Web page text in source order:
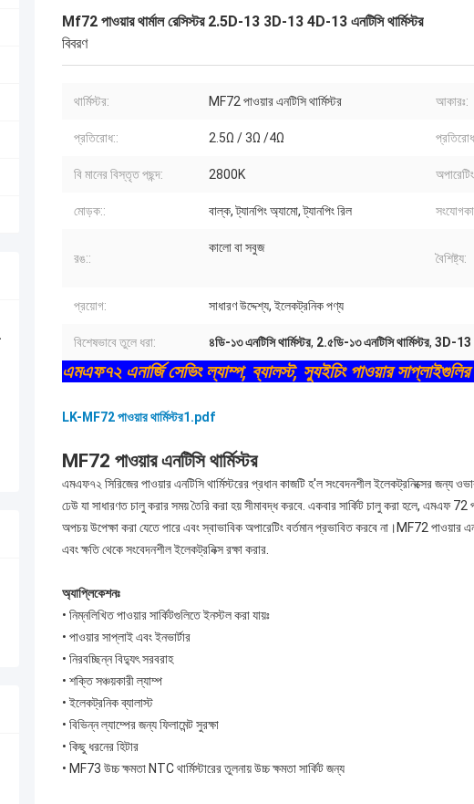
Mf72 পাওয়ার থার্মাল রেসিস্টর 2.5D-13 3D-13 4D-13 এনটিসি থার্মিস্টর
বিবরণ
থার্মিস্টর: MF72 পাওয়ার এনটিসি থার্মিস্টর আকারঃ:
প্রতিরোধ:: 2.5Ω / 3Ω /4Ω
বি মানের বিস্তৃত পছন্দ: 2800K
মোড়ক:: বাল্ক, ট্যানপিং অ্যামো, ট্যানপিং রিল
রঙ::
কালো বা সবুজ
বৈশিষ্ট্য:
প্রয়োগ: সাধারণ উদ্দেশ্য, ইলেকট্রনিক পণ্য
বিশেষভাবে তুলে ধরা: ৪ডি-১৩ এনটিসি থার্মিস্টর, 2.৫ডি-১৩ এনটিসি থার্মিস্টর, 3D-13
এমএফ৭২ এনার্জি সেভিং ল্যাম্প, ব্যালস্ট, স্যুইচিং পাওয়ার সাপ্লাইগুলির
LK-MF72 পাওয়ার থার্মিস্টর1.pdf
MF72 পাওয়ার এনটিসি থার্মিস্টর
এমএফ৭২ সিরিজের পাওয়ার এনটিসি থার্মিস্টরের প্রধান কাজটি হ'ল সংবেদনশীল ইলেকট্রনিক্সের জন্য
ঢেউ যা সাধারণত চালু করার সময় তৈরি করা হয় সীমাবদ্ধ করবে. একবার সার্কিট চালু করা হলে, এমএফ 72
অপচয় উপেক্ষা করা যেতে পারে এবং স্বাভাবিক অপারেটিং বর্তমান প্রভাবিত করবে না।MF72 পাওয়ার
এবং ক্ষতি থেকে সংবেদনশীল ইলেকট্রনিক্স রক্ষা করার.
অ্যাপ্লিকেশনঃ
• নিম্নলিখিত পাওয়ার সার্কিটগুলিতে ইনস্টল করা যায়ঃ
• পাওয়ার সাপ্লাই এবং ইনভার্টার
• নিরবচ্ছিন্ন বিদ্যুৎ সরবরাহ
• শক্তি সঞ্চয়কারী ল্যাম্প
• ইলেকট্রনিক ব্যালাস্ট
• বিভিন্ন ল্যাম্পের জন্য ফিলামেন্ট সুরক্ষা
• কিছু ধরনের হিটার
• MF73 উচ্চ ক্ষমতা NTC থার্মিস্টারের তুলনায় উচ্চ ক্ষমতা সার্কিট জন্য